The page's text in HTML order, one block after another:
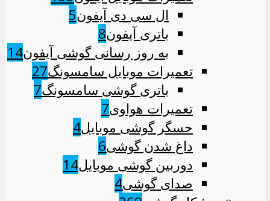
ال سی دی آیفون5
باتری آیفون8
به روز رسانی گوشی آیفون14
تعمیرات موبایل سامسونگ27
باتری گوشی سامسونگ7
تعمیرات هواوی7
حسگر گوشی موبایل4
داغ شدن گوشی6
دوربین گوشی موبایل14
صدای گوشی4